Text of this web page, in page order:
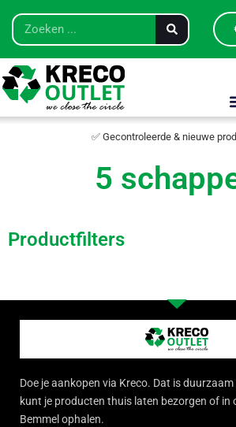
✅ Gecontroleerde & nieuwe
5
Productfilters
Doe je aankopen via Kreco. Dat is
kunt je producten thuis laten bezorgen of in
Bemmel ophalen.